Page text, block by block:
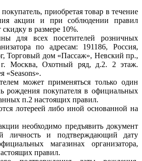
приобретая товар в течение
акции и при соблюдении правил
в размере 10%.
для всех посетителей розничных
по адресам: 191186, Россия,
Торговый дом «Пассаж», Невский пр.,
Москва, Охотный ряд, д.2. 2 этаж.
«Seasons».
может применяться только один
рождения покупателя в официальных
п.2 настоящих правил.
лотереей либо иной основанной на
необходимо предъявить документ
личность и подтверждающий дату
магазинах организатора,
правил.